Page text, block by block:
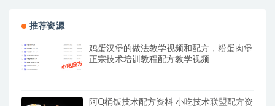
推荐资源
鸡蛋汉堡的做法教学视频和配方，粉蛋肉堡
正宗技术培训教程配方教学视频
阿Q桶饭技术配方资料 小吃技术联盟配方资